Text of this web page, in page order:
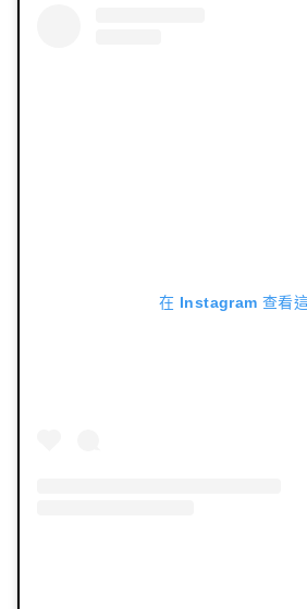
在 Instagram 查看